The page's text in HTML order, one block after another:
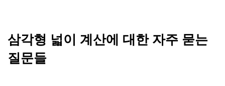
삼각형 넓이 계산에 대한 자주 묻는
질문들